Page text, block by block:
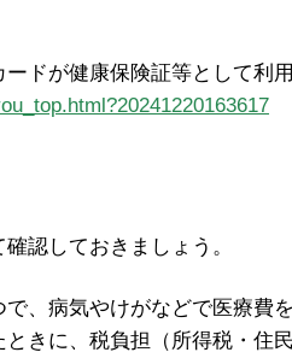
ドが健康保険証等として利
認しておきましょう。
、病気やけがなどで医療費
きに、税負担（所得税・住